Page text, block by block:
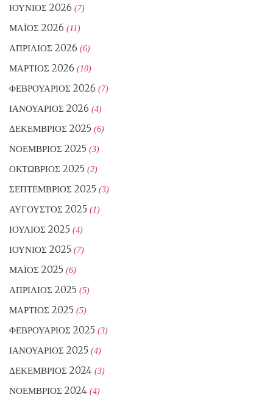
ΙΟΎΝΙΟΣ 2026 (7)
ΜΆΙΟΣ 2026 (11)
ΑΠΡΊΛΙΟΣ 2026 (6)
ΜΆΡΤΙΟΣ 2026 (10)
ΦΕΒΡΟΥΆΡΙΟΣ 2026 (7)
ΙΑΝΟΥΆΡΙΟΣ 2026 (4)
ΔΕΚΈΜΒΡΙΟΣ 2025 (6)
ΝΟΈΜΒΡΙΟΣ 2025 (3)
ΟΚΤΏΒΡΙΟΣ 2025 (2)
ΣΕΠΤΈΜΒΡΙΟΣ 2025 (3)
ΑΎΓΟΥΣΤΟΣ 2025 (1)
ΙΟΎΛΙΟΣ 2025 (4)
ΙΟΎΝΙΟΣ 2025 (7)
ΜΆΙΟΣ 2025 (6)
ΑΠΡΊΛΙΟΣ 2025 (5)
ΜΆΡΤΙΟΣ 2025 (5)
ΦΕΒΡΟΥΆΡΙΟΣ 2025 (3)
ΙΑΝΟΥΆΡΙΟΣ 2025 (4)
ΔΕΚΈΜΒΡΙΟΣ 2024 (3)
ΝΟΈΜΒΡΙΟΣ 2024 (4)